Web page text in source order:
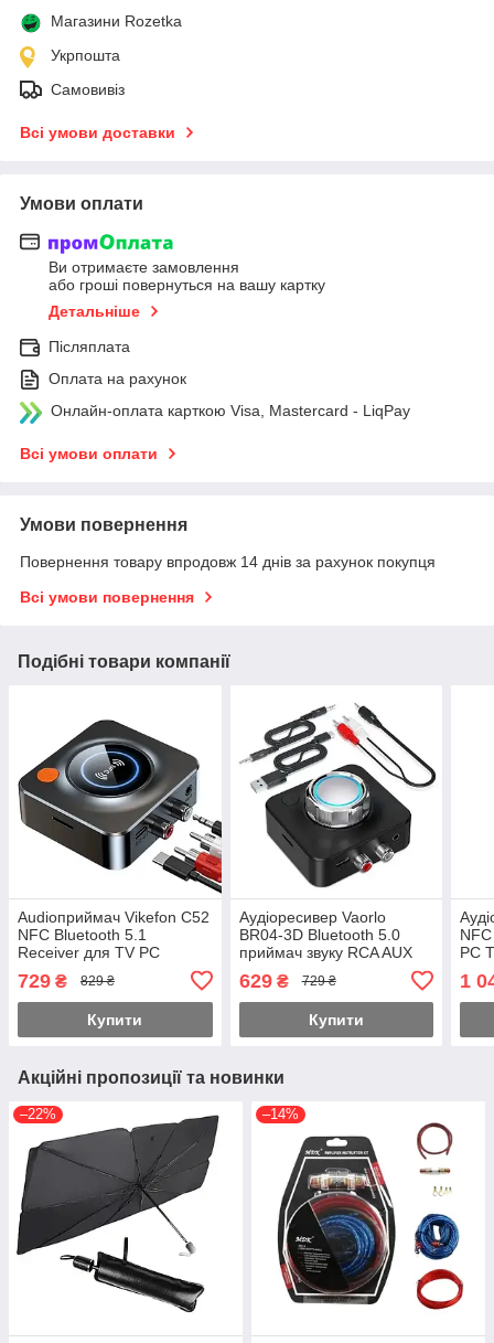
Магазини Rozetka
Укрпошта
Самовивіз
Всі умови доставки
Умови оплати
Ви отримаєте замовлення
або гроші повернуться на вашу картку
Детальніше
Післяплата
Оплата на рахунок
Онлайн-оплата карткою Visa, Mastercard - LiqPay
Всі умови оплати
Умови повернення
Повернення товару впродовж 14 днів за рахунок покупця
Всі умови повернення
Подібні товари компанії
Audioприймач Vikefon C52
NFC Bluetooth 5.1
Receiver для TV PC
729 ₴ 829 ₴
Купити
Аудіоресивер Vaorlo
BR04-3D Bluetooth 5.0
приймач звуку RCA AUX
629₴ 729 ₴
Купити
PC
1
Акційні пропозиції та новинки
–22% –14%